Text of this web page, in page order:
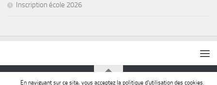
Inscription école 2026
En naviguant sur ce site, vous acceptez la politique d'utilisation des cookies.